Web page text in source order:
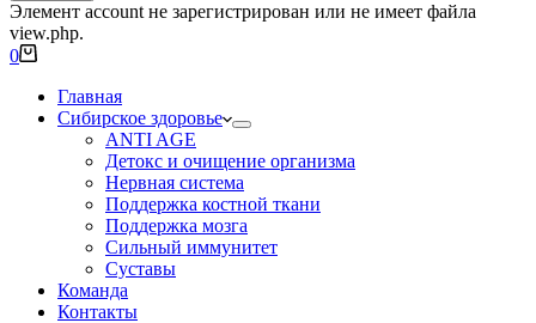
Элемент account не зарегистрирован или не имеет файла
view.php.
0
Главная
Сибирское здоровье
ANTI AGE
Детокс и очищение организма
Нервная система
Поддержка костной ткани
Поддержка мозга
Сильный иммунитет
Суставы
Команда
Контакты